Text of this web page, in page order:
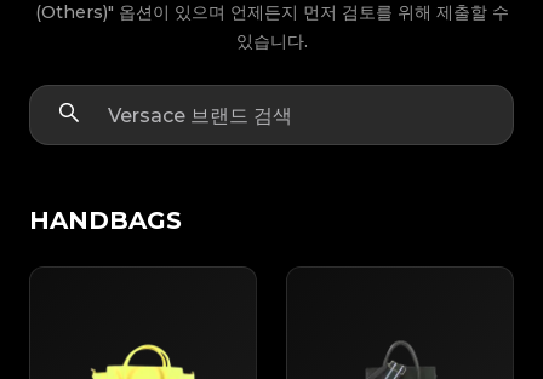
(Others)" 옵션이 있으며 언제든지 먼저 검토를 위해 제출할 수
있습니다.
HANDBAGS